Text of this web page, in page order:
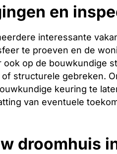
en
interessante
te proeven en de
ook op de bouwkundige
structurele gebreken.
keuring te
van eventuele
droomhuis